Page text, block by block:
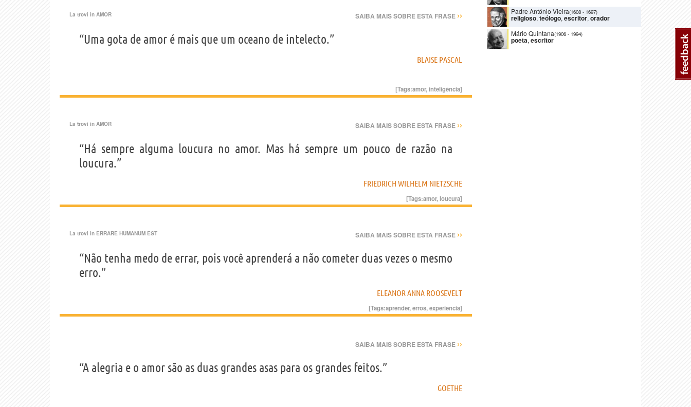
La trovi in AMOR SAIBA MAIS SOBRE ESTA FRASE ››
“Uma gota de amor é mais que um oceano de intelecto.”
BLAISE PASCAL
[Tags:amor,inteligência]
La trovi in AMOR SAIBA MAIS SOBRE ESTA FRASE ››
“Há sempre alguma loucura no amor. Mas há sempre um pouco de razão na
loucura.”
FRIEDRICH WILHELM NIETZSCHE
[Tags:amor,loucura]
La trovi in ERRARE HUMANUM EST SAIBA MAIS SOBRE ESTA FRASE ››
“Não tenha medo de errar, pois você aprenderá a não cometer duas vezes o mesmo
erro.”
ELEANOR ANNA ROOSEVELT
[Tags:aprender,erros,experiência]
SAIBA MAIS SOBRE ESTA FRASE ››
“A alegria e o amor são as duas grandes asas para os grandes feitos.”
GOETHE
Padre António Vieira(1608 - 1697)
religioso, teólogo, escritor, orador
Mário Quintana(1906 - 1994)
poeta, escritor